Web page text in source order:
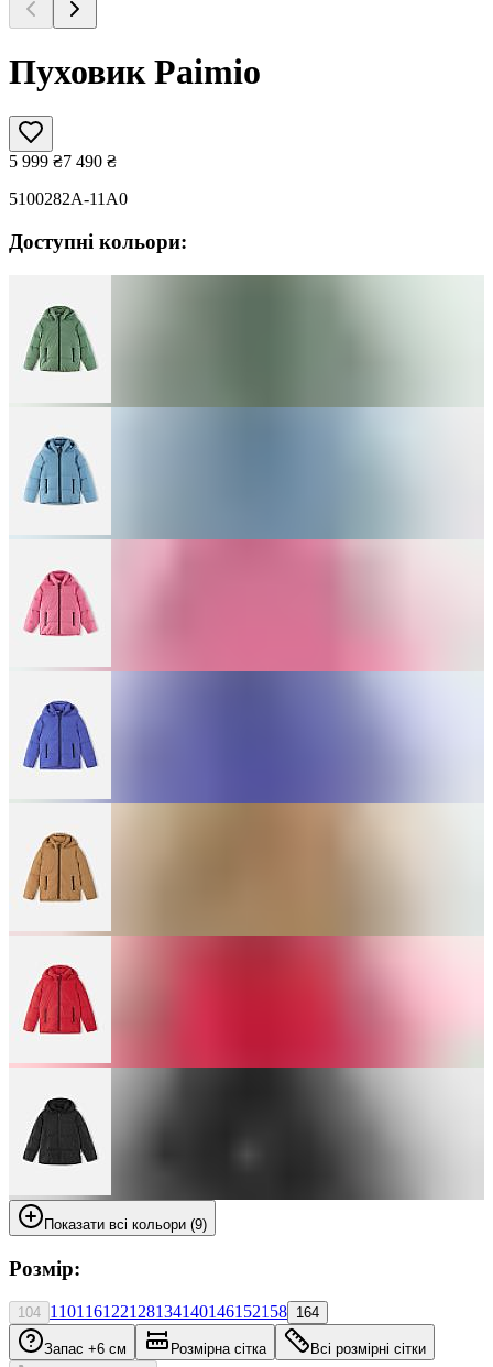
Пуховик Paimio
5 999 ₴7 490 ₴
5100282A-11A0
Доступні кольори:
Показати всі кольори (9)
Розмір:
104 110116122128134140146152158 164
Запас +6 см Розмірна сітка Всі розмірні сітки